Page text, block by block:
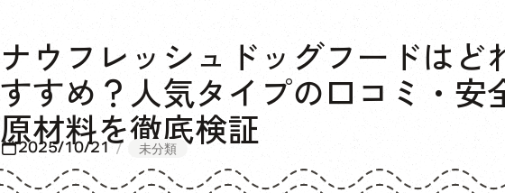
ナウフレッシュドッグフードはど
すすめ？人気タイプの口コミ・安
原材料を徹底検証
2025/10/21 未分類